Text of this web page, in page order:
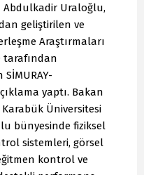
Abdulkadir Uraloğlu,
geliştirilen ve
Araştırmaları
tarafından
yaptı. Bakan
Üniversitesi
bünyesinde fiziksel
sistemleri, görsel
kontrol ve